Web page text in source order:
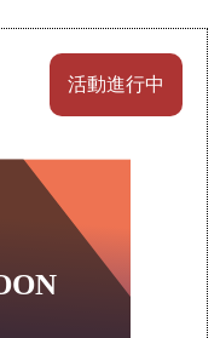
活動進行中